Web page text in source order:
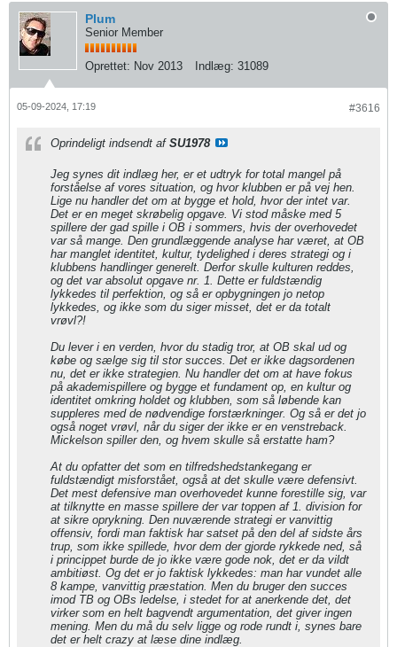
Plum
Senior Member
Oprettet: Nov 2013 Indlæg: 31089
#3616
05-09-2024, 17:19
Oprindeligt indsendt af SU1978
Jeg synes dit indlæg her, er et udtryk for total mangel på
forståelse af vores situation, og hvor klubben er på vej hen.
Lige nu handler det om at bygge et hold, hvor der intet var.
Det er en meget skrøbelig opgave. Vi stod måske med 5
spillere der gad spille i OB i sommers, hvis der overhovedet
var så mange. Den grundlæggende analyse har været, at OB
har manglet identitet, kultur, tydelighed i deres strategi og i
klubbens handlinger generelt. Derfor skulle kulturen reddes,
og det var absolut opgave nr. 1. Dette er fuldstændig
lykkedes til perfektion, og så er opbygningen jo netop
lykkedes, og ikke som du siger misset, det er da totalt
vrøvl?!
Du lever i en verden, hvor du stadig tror, at OB skal ud og
købe og sælge sig til stor succes. Det er ikke dagsordenen
nu, det er ikke strategien. Nu handler det om at have fokus
på akademispillere og bygge et fundament op, en kultur og
identitet omkring holdet og klubben, som så løbende kan
suppleres med de nødvendige forstærkninger. Og så er det jo
også noget vrøvl, når du siger der ikke er en venstreback.
Mickelson spiller den, og hvem skulle så erstatte ham?
At du opfatter det som en tilfredshedstankegang er
fuldstændigt misforstået, også at det skulle være defensivt.
Det mest defensive man overhovedet kunne forestille sig, var
at tilknytte en masse spillere der var toppen af 1. division for
at sikre oprykning. Den nuværende strategi er vanvittig
offensiv, fordi man faktisk har satset på den del af sidste års
trup, som ikke spillede, hvor dem der gjorde rykkede ned, så
i princippet burde de jo ikke være gode nok, det er da vildt
ambitiøst. Og det er jo faktisk lykkedes: man har vundet alle
8 kampe, vanvittig præstation. Men du bruger den succes
imod TB og OBs ledelse, i stedet for at anerkende det, det
virker som en helt bagvendt argumentation, det giver ingen
mening. Men du må du selv ligge og rode rundt i, synes bare
det er helt crazy at læse dine indlæg.